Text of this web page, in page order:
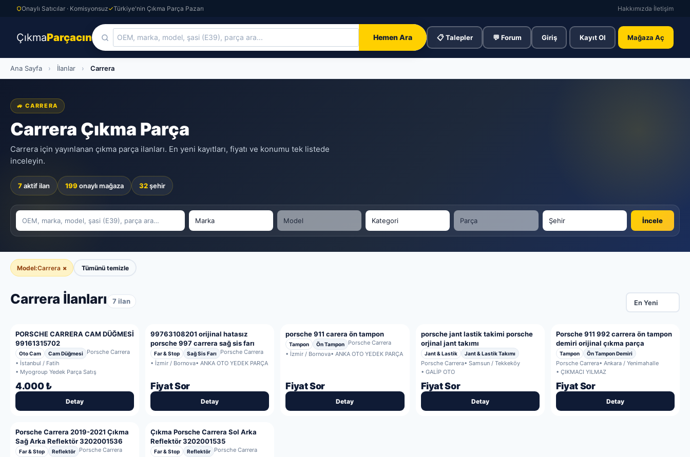
Onaylı Satıcılar · Komisyonsuz Türkiye'nin Çıkma Parça Pazarı Hakkımızda·İletişim
ÇıkmaParçacın Hemen Ara 📋 Talepler 💬 Forum Giriş Kayıt Ol Mağaza Aç
Skip
to
Ana Sayfa › İlanlar › Carrera
🚙 CARRERA
Carrera Çıkma Parça
Carrera için yayınlanan çıkma parça ilanları. En yeni kayıtları, fiyatı ve konumu tek listede
inceleyin.
7aktif ilan 199onaylı mağaza 32şehir
İncele
Model:Carrera × Tümünü temizle
Carrera İlanları 7 ilan
PORSCHE CARRERA CAM DÜĞMESİ
99161315702
Oto Cam Cam Düğmesi
Porsche Carrera
• İstanbul / Fatih
• Myogroup Yedek Parça Satış
4.000 ₺
Detay
99763108201 orijinal hatasız
porsche 997 carrera sağ sis farı
Far & Stop Sağ Sis Farı
Porsche Carrera
• İzmir / Bornova• ANKA OTO YEDEK PARÇA
Fiyat Sor
Detay
porsche 911 carera ön tampon
Tampon Ön Tampon
Porsche Carrera
• İzmir / Bornova• ANKA OTO YEDEK PARÇA
Fiyat Sor
Detay
porsche jant lastik takimi porsche
orjinal jant takımı
Jant & Lastik Jant & Lastik Takımı
Porsche Carrera• Samsun / Tekkeköy
• GALİP OTO
Fiyat Sor
Detay
Porsche 911 992 carrera ön tampon
demiri orijinal çıkma parça
Tampon Ön Tampon Demiri
Porsche Carrera• Ankara / Yenimahalle
• ÇIKMACI YILMAZ
Fiyat Sor
Detay
Porsche Carrera 2019-2021 Çıkma
Sağ Arka Reflektör 3202001536
Far & Stop Reflektör
Porsche Carrera
Çıkma Porsche Carrera Sol Arka
Reflektör 3202001535
Far & Stop Reflektör
Porsche Carrera